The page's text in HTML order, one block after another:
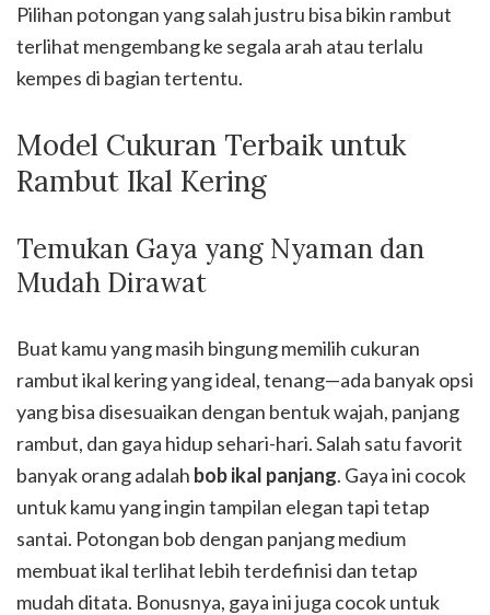
Pilihan potongan yang salah justru bisa bikin rambut
terlihat mengembang ke segala arah atau terlalu
kempes di bagian tertentu.
Model Cukuran Terbaik untuk
Rambut Ikal Kering
Temukan Gaya yang Nyaman dan
Mudah Dirawat
Buat kamu yang masih bingung memilih cukuran
rambut ikal kering yang ideal, tenang—ada banyak opsi
yang bisa disesuaikan dengan bentuk wajah, panjang
rambut, dan gaya hidup sehari-hari. Salah satu favorit
banyak orang adalah bob ikal panjang. Gaya ini cocok
untuk kamu yang ingin tampilan elegan tapi tetap
santai. Potongan bob dengan panjang medium
membuat ikal terlihat lebih terdefinisi dan tetap
mudah ditata. Bonusnya, gaya ini juga cocok untuk